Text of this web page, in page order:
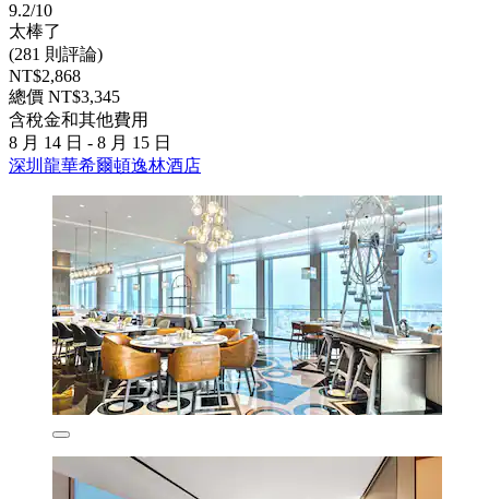
9.2/10
太棒了
(281 則評論)
NT$2,868
總價 NT$3,345
含稅金和其他費用
8 月 14 日 - 8 月 15 日
深圳龍華希爾頓逸林酒店